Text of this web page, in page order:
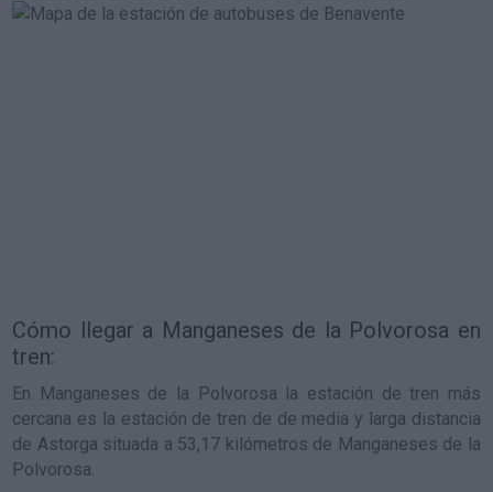
Cómo llegar a Manganeses de la Polvorosa en
tren:
En Manganeses de la Polvorosa la estación de tren más
cercana es la estación de tren de de media y larga distancia
de Astorga situada a 53,17 kilómetros de Manganeses de la
Polvorosa.